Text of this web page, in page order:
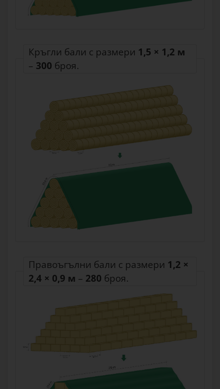
Кръгли бали с размери 1,5 × 1,2 м
– 300 броя.
Правоъгълни бали с размери 1,2 ×
2,4 × 0,9 м – 280 броя.